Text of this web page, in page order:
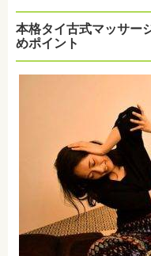
本格タイ古式マッサー
めポイント